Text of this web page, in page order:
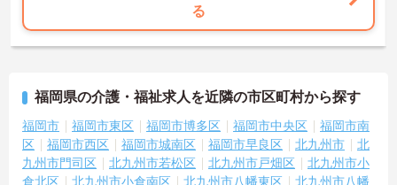
る
福岡県の介護・福祉求人を近隣の市区町村から探す
福岡市 福岡市東区 福岡市博多区 福岡市中央区
福岡市南
区
福岡市西区 福岡市城南区 福岡市早良区 北九州市
北
九州市門司区
北九州市若松区 北九州市戸畑区
北九州市小
倉北区
北九州市小倉南区 北九州市八幡東区
北九州市八幡